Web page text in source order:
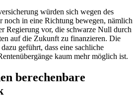
würden sich wegen des
noch in eine Richtung bewegen, nämlich
Regierung vor, die schwarze Null durch
auf die Zukunft zu finanzieren. Die
geführt, dass eine sachliche
kaum mehr möglich ist.
berechenbare